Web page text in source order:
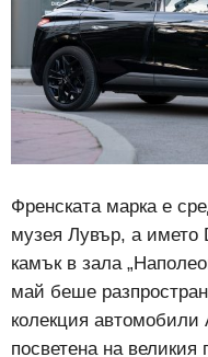
Френската марка е
музея Лувър, а името
камък в зала
май беше
колекция автомобили
посветена на